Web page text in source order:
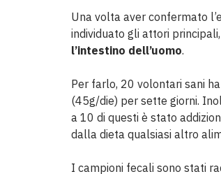
Una volta aver confermato
individuato gli attori
l’intestino dell’uomo.
Per farlo, 20 volontari sani
(45g/die) per sette giorni.
a 10 di questi è stato
dalla dieta qualsiasi altro
I campioni fecali sono stati